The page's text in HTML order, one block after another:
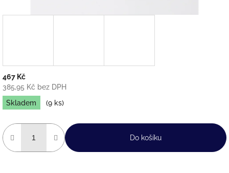
467 Kč
385,95 Kč bez DPH
Měrná
cena:
Skladem (9 ks)
Do košíku